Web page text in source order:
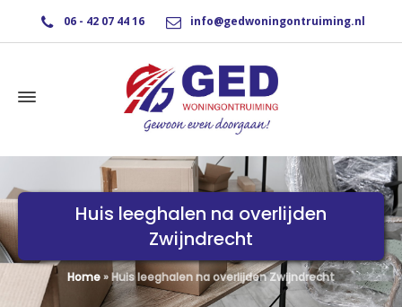
06 - 42 07 44 16 info@gedwoningontruiming.nl
Huis leeghalen na overlijden
Zwijndrecht
Home»Huis leeghalen na overlijden Zwijndrecht